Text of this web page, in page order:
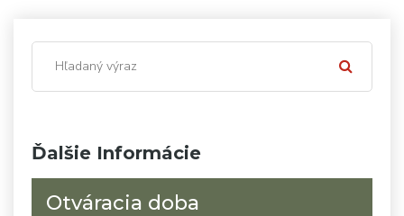
Ďalšie Informácie
Otváracia doba